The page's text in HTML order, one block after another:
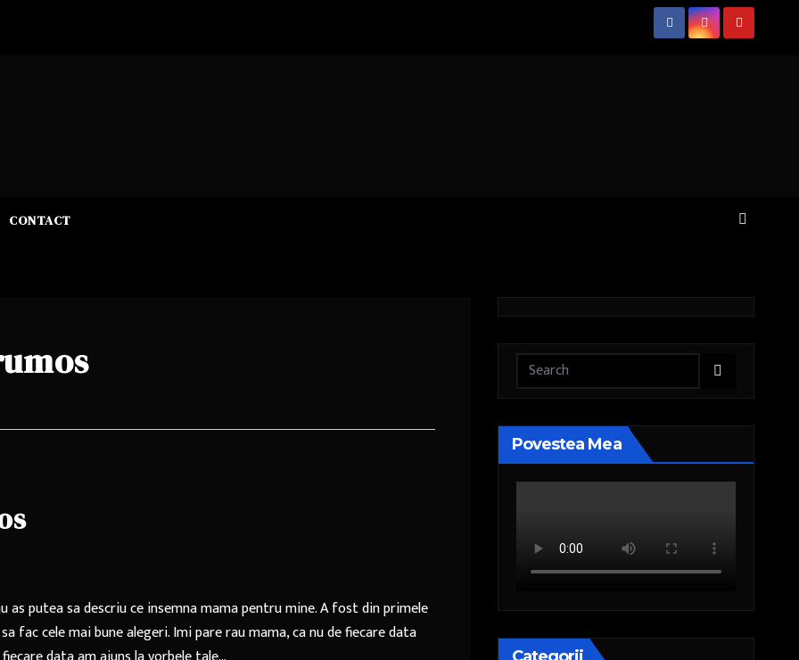
CONTACT
putea sa descriu ce insemna mama pentru mine. A fost din primele
fac cele mai bune alegeri. Imi pare rau mama, ca nu de fiecare data
Povestea Mea